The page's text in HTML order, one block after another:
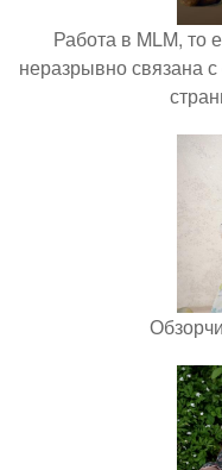
Работа в MLM, то
неразрывно связана с